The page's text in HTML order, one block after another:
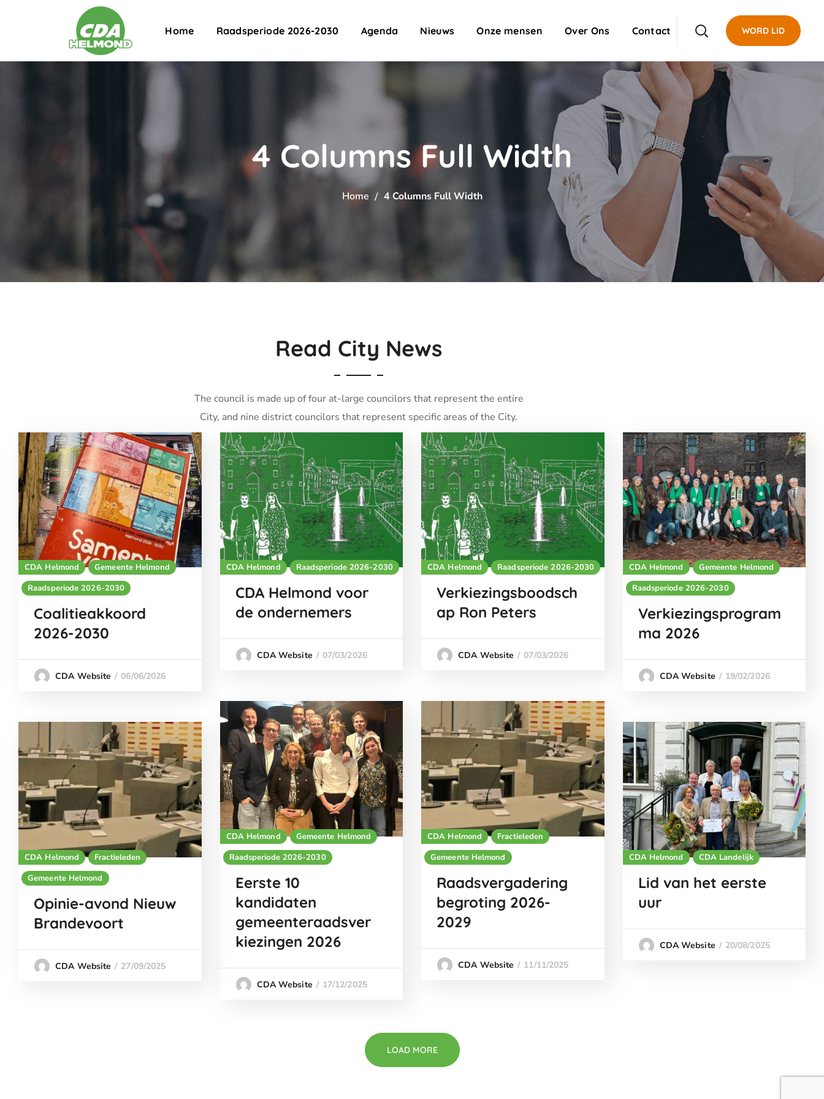
Home Raadsperiode 2026-2030 Agenda Nieuws Onze mensen Over Ons Contact WORD LID
4 Columns Full Width
Home 4 Columns Full Width
Read City News
The council is made up of four at-large councilors that represent the entire
City, and nine district councilors that represent specific areas of the City.
CDA Helmond
Gemeente Helmond
Raadsperiode 2026-2030
Coalitieakkoord
2026-2030
CDA Website 06/06/2026
CDA Helmond Raadsperiode 2026-2030
CDA Helmond voor
de ondernemers
CDA Website 07/03/2026
CDA Helmond Raadsperiode 2026-2030
Verkiezingsboodsch
ap Ron Peters
CDA Website 07/03/2026
CDA Helmond
Gemeente Helmond
Raadsperiode 2026-2030
Verkiezingsprogram
ma 2026
CDA Website 19/02/2026
CDA Helmond
Gemeente Helmond
Raadsperiode 2026-2030
Eerste 10
kandidaten
gemeenteraadsver
kiezingen 2026
CDA Website 17/12/2025
CDA Helmond
Fractieleden
Gemeente Helmond
Raadsvergadering
begroting 2026-
2029
CDA Website 11/11/2025
CDA Helmond
Fractieleden
Gemeente Helmond
Opinie-avond Nieuw
Brandevoort
CDA Website 27/09/2025
CDA Helmond CDA Landelijk
Lid van het eerste
uur
CDA Website 20/08/2025
LOAD MORE